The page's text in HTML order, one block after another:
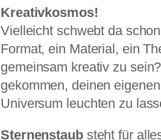
Kreativkosmos!
Vielleicht schwebt da
Format, ein Material, ein
gemeinsam kreativ zu
gekommen, deinen
Universum leuchten zu
Sternenstaubsteht für